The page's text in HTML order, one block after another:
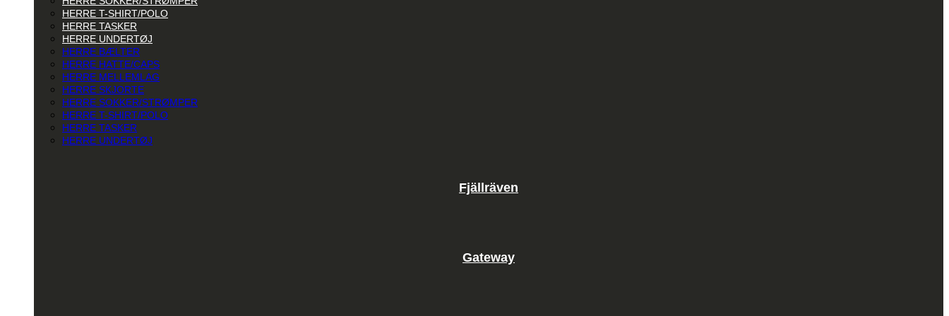
HERRE T-SHIRT/POLO
HERRE TASKER
HERRE UNDERTØJ
HERRE BÆLTER
HERRE HATTE/CAPS
HERRE MELLEMLAG
HERRE SKJORTE
HERRE SOKKER/STRØMPER
HERRE T-SHIRT/POLO
HERRE TASKER
HERRE UNDERTØJ
Fjällräven
Gateway